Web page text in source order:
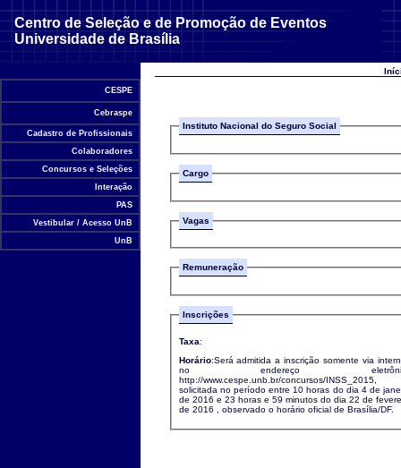
Centro de Seleção e de Promoção de Eventos
Universidade de Brasília
CESPE
Cebraspe
Cadastro de Profissionais
Colaboradores
Concursos e Seleções
Interação
PAS
Vestibular / Acesso UnB
UnB
Instituto Nacional do Seguro Social
Cargo
Vagas
Remuneração
Inscrições
Taxa:
Horário:Será admitida a inscrição somente via
no endereço
http://www.cespe.unb.br/concursos/INSS_2015,
solicitada no período entre 10 horas do dia 4 de
de 2016 e 23 horas e 59 minutos do dia 22 de
de 2016 , observado o horário oficial de Brasília/DF.